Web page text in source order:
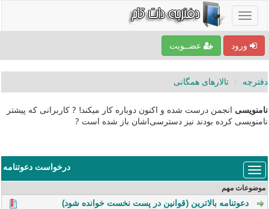
ورود عضــویت
دفترچه تالارهای همگانی
نامنویسی انجمن درست شده و اکنون دوباره کار میکند! ? کاربرانی که پیشتر
نامنویسی کرده بودند نیز دسترسی‌اشان باز شده است ?
درخواست دعوتنامه
موضوعات مهم
دعوتنامه بالاترین (قوانین در پست نخست خوانده شود)